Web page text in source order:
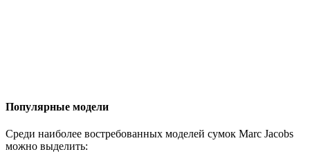
Популярные модели
Среди наиболее востребованных моделей сумок Marc Jacobs
можно выделить: